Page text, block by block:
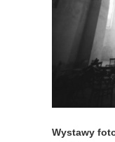
Wystawy